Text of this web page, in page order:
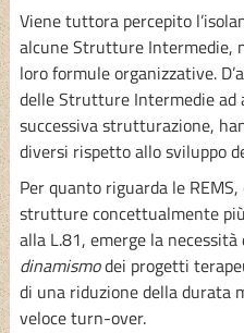
Viene tuttora percepito
alcune Strutture Intermedie,
loro formule organizzative.
delle Strutture Intermedie
successiva strutturazione,
diversi rispetto allo sviluppo
Per quanto riguarda le
strutture concettualmente
alla L.81, emerge la
dinamismodei progetti
di una riduzione della durata
veloce turn-over.